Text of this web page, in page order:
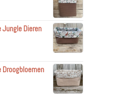
Dieren
€17.95